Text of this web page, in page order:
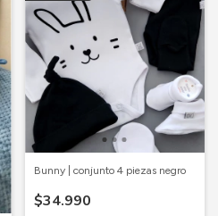
Bunny | conjunto 4 piezas negro
$34.990